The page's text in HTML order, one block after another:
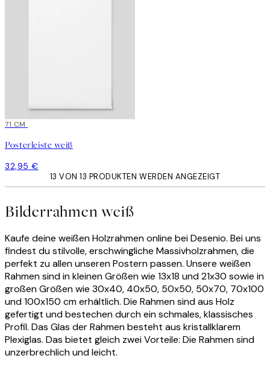
71 CM
Posterleiste weiß
32,95 €
13 VON 13 PRODUKTEN WERDEN ANGEZEIGT
Bilderrahmen weiß
Kaufe deine weißen Holzrahmen online bei Desenio. Bei uns
findest du stilvolle, erschwingliche Massivholzrahmen, die
perfekt zu allen unseren Postern passen. Unsere weißen
Rahmen sind in kleinen Größen wie 13x18 und 21x30 sowie in
großen Größen wie 30x40, 40x50, 50x50, 50x70, 70x100
und 100x150 cm erhältlich. Die Rahmen sind aus Holz
gefertigt und bestechen durch ein schmales, klassisches
Profil. Das Glas der Rahmen besteht aus kristallklarem
Plexiglas. Das bietet gleich zwei Vorteile: Die Rahmen sind
unzerbrechlich und leicht.